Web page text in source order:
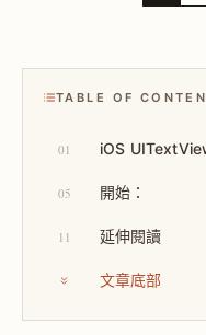
TABLE OF
01 iOS
05 開始：
11 延伸閱讀
文章底部